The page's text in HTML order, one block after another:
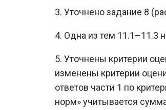
3. Уточнено задание 8
4. Одна из тем 11.1–11.3
5. Уточнены критерии
изменены критерии
ответов части 1 по
норм» учитывается